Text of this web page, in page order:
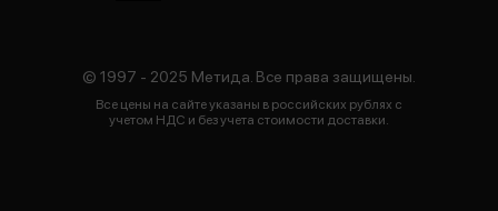
© 1997 - 2025 Метида. Все права защищены.
Все цены на сайте указаны в российских рублях с
учетом НДС и без учета стоимости доставки.